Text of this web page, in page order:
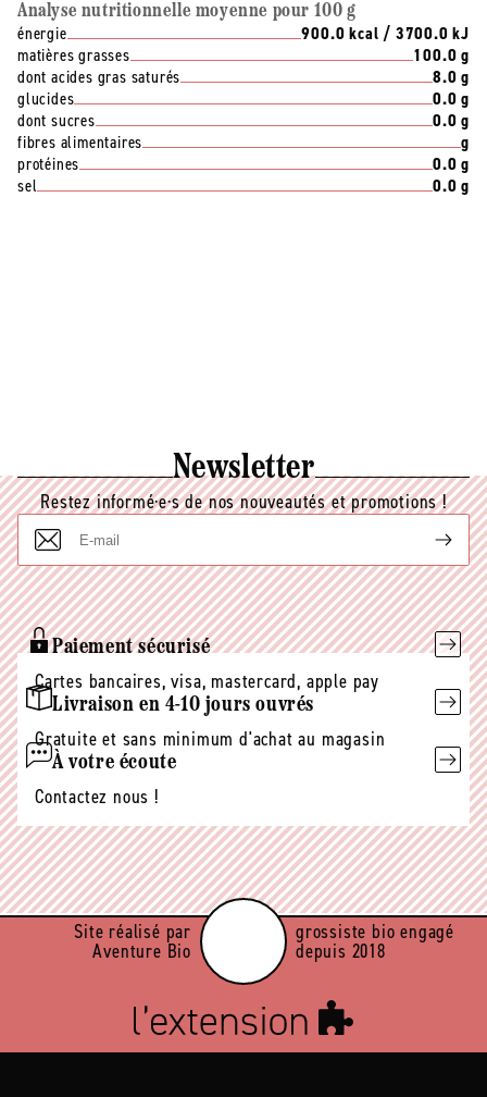
Analyse nutritionnelle moyenne pour 100 g
énergie
900.0 kcal / 3700.0 kJ
matières grasses
100.0 g
dont acides gras saturés
8.0 g
glucides
0.0 g
dont sucres
0.0 g
fibres alimentaires
g
protéines
0.0 g
sel
0.0 g
Newsletter
Restez informé·e·s de nos nouveautés et promotions !
E-
mail
Paiement sécurisé
Cartes bancaires, visa, mastercard, apple pay
Livraison en 4-10 jours ouvrés
Gratuite et sans minimum d'achat au magasin
À votre écoute
Contactez nous !
Site réalisé par
Aventure Bio
grossiste bio engagé
depuis 2018